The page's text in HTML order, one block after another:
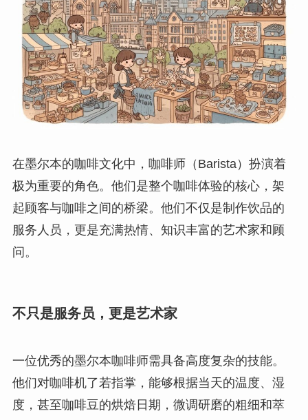
在墨尔本的咖啡文化中，咖啡师（Barista）扮演着
极为重要的角色。他们是整个咖啡体验的核心，架
起顾客与咖啡之间的桥梁。他们不仅是制作饮品的
服务人员，更是充满热情、知识丰富的艺术家和顾
问。
不只是服务员，更是艺术家
一位优秀的墨尔本咖啡师需具备高度复杂的技能。
他们对咖啡机了若指掌，能够根据当天的温度、湿
度，甚至咖啡豆的烘焙日期，微调研磨的粗细和萃